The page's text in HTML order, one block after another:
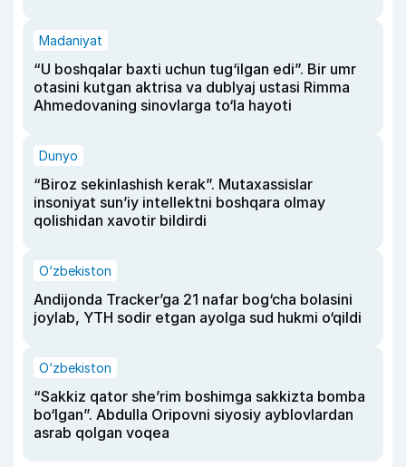
Madaniyat
“U boshqalar baxti uchun tug‘ilgan edi”. Bir umr
otasini kutgan aktrisa va dublyaj ustasi Rimma
Ahmedovaning sinovlarga to‘la hayoti
Dunyo
“Biroz sekinlashish kerak”. Mutaxassislar
insoniyat sun’iy intellektni boshqara olmay
qolishidan xavotir bildirdi
O‘zbekiston
Andijonda Tracker’ga 21 nafar bog‘cha bolasini
joylab, YTH sodir etgan ayolga sud hukmi o‘qildi
O‘zbekiston
“Sakkiz qator she’rim boshimga sakkizta bomba
bo‘lgan”. Abdulla Oripovni siyosiy ayblovlardan
asrab qolgan voqea